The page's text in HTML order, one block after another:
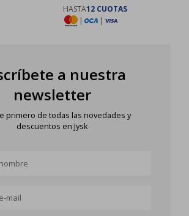
HASTA12 CUOTAS
|
|
a nuestra
newsletter
primero de todas las novedades y
descuentos en Jysk